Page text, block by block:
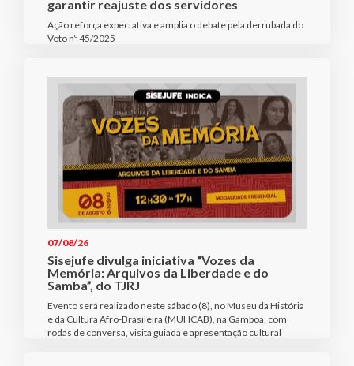
garantir reajuste dos servidores
Ação reforça expectativa e amplia o debate pela derrubada do
Veto nº 45/2025
07/08/26
Sisejufe divulga iniciativa “Vozes da
Memória: Arquivos da Liberdade e do
Samba”, do TJRJ
Evento será realizado neste sábado (8), no Museu da História
e da Cultura Afro-Brasileira (MUHCAB), na Gamboa, com
rodas de conversa, visita guiada e apresentação cultural